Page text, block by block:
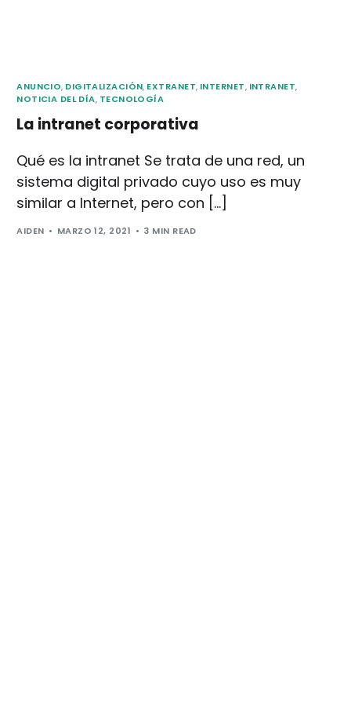
ANUNCIO, DIGITALIZACIÓN, EXTRANET, INTERNET, INTRANET,
NOTICIA DEL DÍA, TECNOLOGÍA
La intranet corporativa
Qué es la intranet Se trata de una red, un
sistema digital privado cuyo uso es muy
similar a Internet, pero con […]
AIDEN MARZO 12, 2021 3 MIN READ